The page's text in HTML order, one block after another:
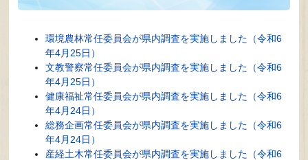
タ
環境農林常任委員会が県内調査を実施しました（令和6
年4月25日）
文教警察常任委員会が県内調査を実施しました（令和6
年4月25日）
健康福祉常任委員会が県内調査を実施しました（令和6
年4月24日）
総務企画常任委員会が県内調査を実施しました（令和6
年4月24日）
産経土木常任委員会が県内調査を実施しました（令和6